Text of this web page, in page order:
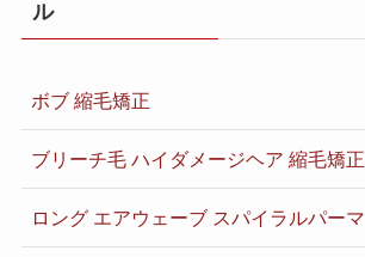
ル
ボブ 縮毛矯正
ブリーチ毛 ハイダメージヘア 縮毛矯正
ロング エアウェーブ スパイラルパーマ